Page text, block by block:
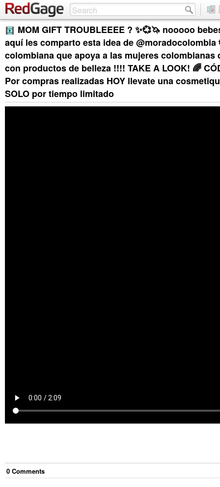
MOM GIFT TROUBLEEEE ? ✨💞🦄 nooooo
aquí les comparto esta idea de @moradocolombia
colombiana que apoya a las mujeres colombianas
con productos de belleza !!!! TAKE A LOOK! 🌈
Por compras realizadas HOY llevate una
SOLO por tiempo limitado
0 Comments